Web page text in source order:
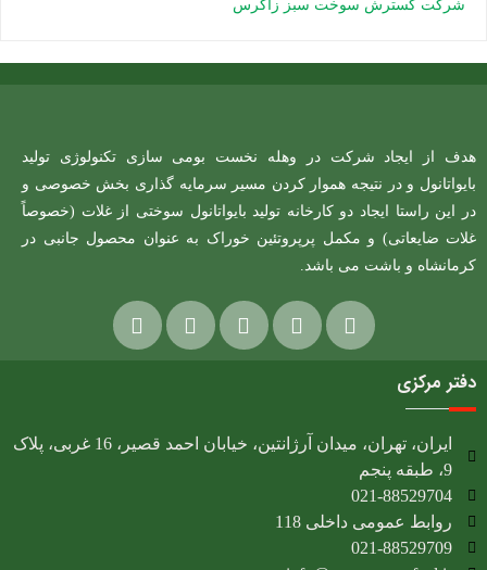
شرکت گسترش سوخت سبز زاگرس
هدف از ایجاد شرکت در وهله نخست بومی سازی تکنولوژی تولید
بایواتانول و در نتیجه هموار کردن مسیر سرمایه گذاری بخش خصوصی و
در این راستا ایجاد دو کارخانه تولید بایواتانول سوختی از غلات (خصوصاً
غلات ضایعاتی) و مکمل پرپروتئین خوراک به عنوان محصول جانبی در
کرمانشاه و باشت می باشد.
دفتر مرکزی
ایران، تهران، میدان آرژانتین، خیابان احمد قصیر، 16 غربی، پلاک
9، طبقه پنجم
021-88529704
روابط عمومی داخلی 118
021-88529709